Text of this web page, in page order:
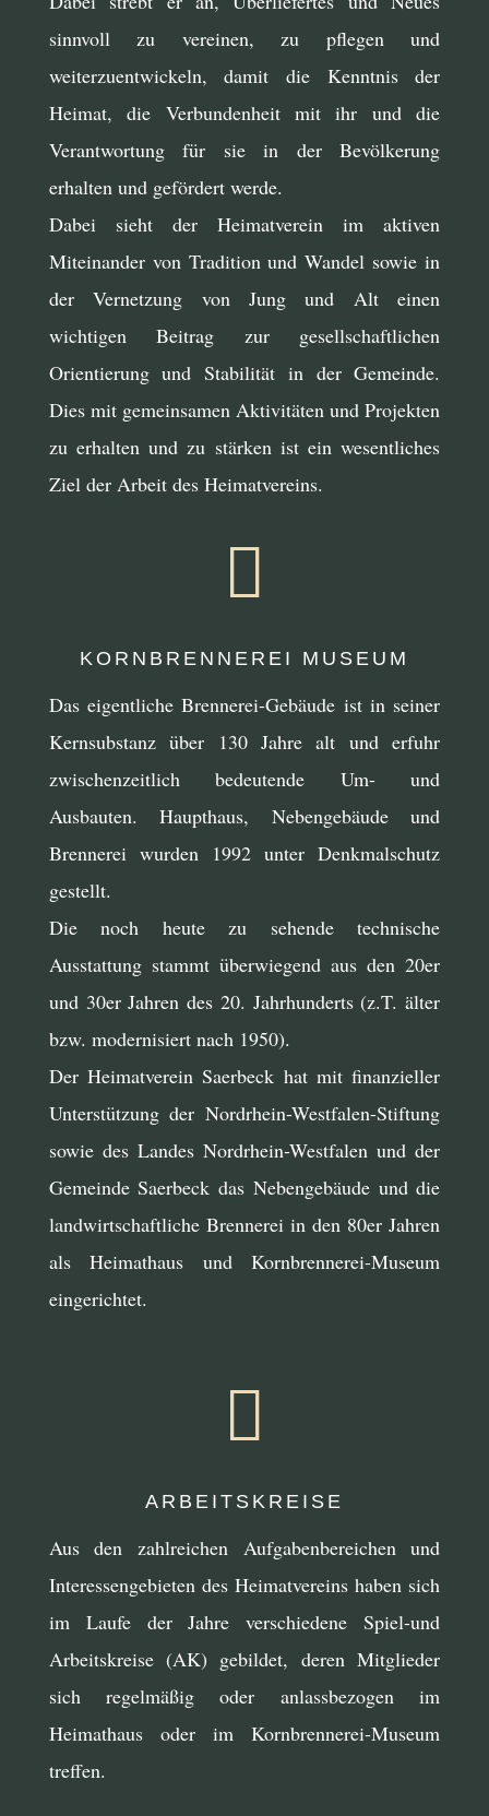
sinnvoll zu vereinen, zu pflegen und
weiterzuentwickeln, damit die Kenntnis der
Heimat, die Verbundenheit mit ihr und die
Verantwortung für sie in der Bevölkerung
erhalten und gefördert werde.
Dabei sieht der Heimatverein im aktiven
Miteinander von Tradition und Wandel sowie in
der Vernetzung von Jung und Alt einen
wichtigen Beitrag zur gesellschaftlichen
Orientierung und Stabilität in der Gemeinde.
Dies mit gemeinsamen Aktivitäten und Projekten
zu erhalten und zu stärken ist ein wesentliches
Ziel der Arbeit des Heimatvereins.

KORNBRENNEREI MUSEUM
Das eigentliche Brennerei-Gebäude ist in seiner
Kernsubstanz über 130 Jahre alt und erfuhr
zwischenzeitlich bedeutende Um- und
Ausbauten. Haupthaus, Nebengebäude und
Brennerei wurden 1992 unter Denkmalschutz
gestellt.
Die noch heute zu sehende technische
Ausstattung stammt überwiegend aus den 20er
und 30er Jahren des 20. Jahrhunderts (z.T. älter
bzw. modernisiert nach 1950).
Der Heimatverein Saerbeck hat mit finanzieller
Unterstützung der Nordrhein-Westfalen-Stiftung
sowie des Landes Nordrhein-Westfalen und der
Gemeinde Saerbeck das Nebengebäude und die
landwirtschaftliche Brennerei in den 80er Jahren
als Heimathaus und Kornbrennerei-Museum
eingerichtet.

ARBEITSKREISE
Aus den zahlreichen Aufgabenbereichen und
Interessengebieten des Heimatvereins haben sich
im Laufe der Jahre verschiedene Spiel-und
Arbeitskreise (AK) gebildet, deren Mitglieder
sich regelmäßig oder anlassbezogen im
Heimathaus oder im Kornbrennerei-Museum
treffen.